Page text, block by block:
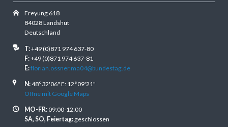
Freyung 618
84028 Landshut
Deutschland
T:+49 (0)871 974 637-80
F:+49 (0)871 974 637-81
E:florian.ossner.ma04@bundestag.de
N:48°32'06" E: 12°09'21"
Öffne mit Google Maps
MO-FR:09:00-12:00
SA, SO, Feiertag:geschlossen